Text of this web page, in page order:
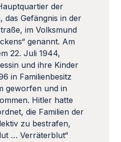
der
das Gefängnis in der
im Volksmund
genannt. Am
22. Juli 1944,
und ihre Kinder
in Familienbesitz
geworfen und in
Hitler hatte
die Familien der
zu bestrafen,
… Verräterblut“